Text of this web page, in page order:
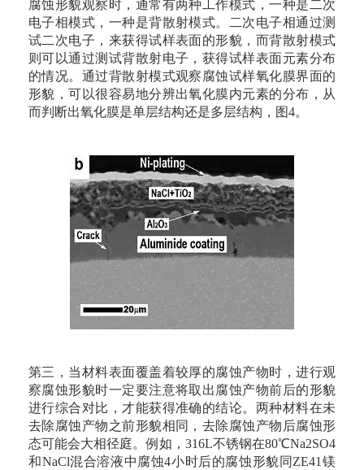
腐蚀形貌观察时，通常有两种工作模式，一种是二次
电子相模式，一种是背散射模式。二次电子相通过测
试二次电子，来获得试样表面的形貌，而背散射模式
则可以通过测试背散射电子，获得试样表面元素分布
的情况。通过背散射模式观察腐蚀试样氧化膜界面的
形貌，可以很容易地分辨出氧化膜内元素的分布，从
而判断出氧化膜是单层结构还是多层结构，图4。
第三，当材料表面覆盖着较厚的腐蚀产物时，进行观
察腐蚀形貌时一定要注意将取出腐蚀产物前后的形貌
进行综合对比，才能获得准确的结论。两种材料在未
去除腐蚀产物之前形貌相同，去除腐蚀产物后腐蚀形
态可能会大相径庭。例如，316L不锈钢在80℃Na2SO4
和NaCl混合溶液中腐蚀4小时后的腐蚀形貌同ZE41镁